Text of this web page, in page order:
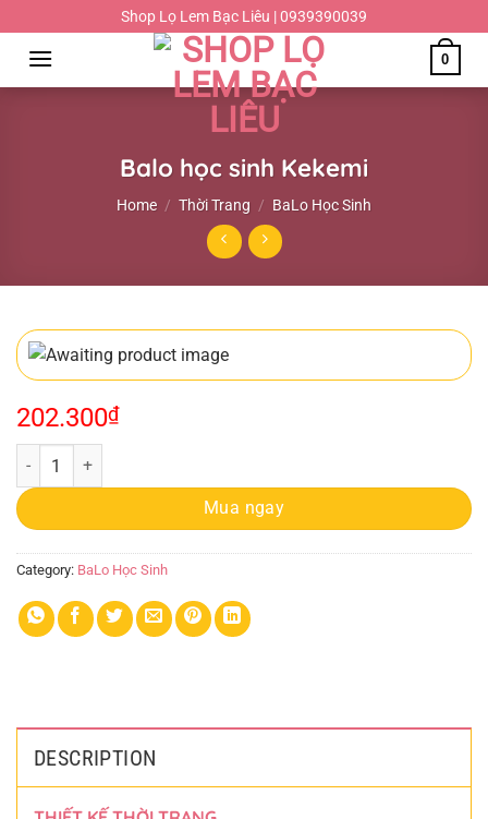
đến
dung
Shop Lọ Lem Bạc Liêu | 0939390039
0
Balo học sinh Kekemi
Home / Thời Trang / BaLo Học Sinh
202.300₫
Balo học sinh Kekemi quantity
Mua ngay
Category: BaLo Học Sinh
DESCRIPTION